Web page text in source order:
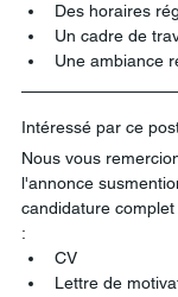
Des horaires
Un cadre de
Une ambiance
Intéressé par ce
Nous vous
l'annonce
candidature
:
CV
Lettre de